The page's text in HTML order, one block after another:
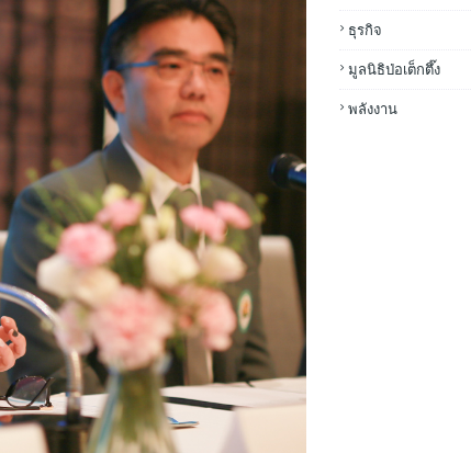
ธุรกิจ
มูลนิธิป่อเต็กตึ๊ง
พลังงาน